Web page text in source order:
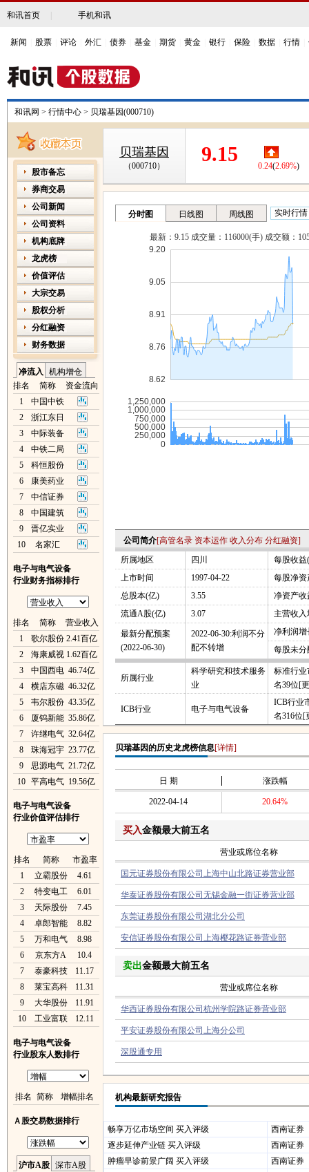
和讯首页 手机和讯
新闻 股票 评论 外汇 债券 基金 期货 黄金 银行 保险 数据 行情
和讯网 > 行情中心 > 贝瑞基因(000710)
股市备忘
券商交易
公司新闻
公司资料
机构底牌
龙虎榜
价值评估
大宗交易
股权分析
分红融资
财务数据
净流入
机构增仓
排名
简称
资金流向
1
中国中铁
2
浙江东日
3
中际装备
4
中铁二局
5
科恒股份
6
康美药业
7
中信证券
8
中国建筑
9
晋亿实业
10
名家汇
电子与电气设备
行业财务指标排行
排名 简称
营业收入
1
歌尔股份 2.41百亿
2
海康威视 1.62百亿
3
中国西电 46.74亿
4
横店东磁 46.32亿
5
韦尔股份 43.35亿
6
厦钨新能 35.86亿
7
许继电气 32.64亿
8
珠海冠宇 23.77亿
9
思源电气 21.72亿
10 平高电气 19.56亿
电子与电气设备
行业价值评估排行
排名 简称
市盈率
1
立霸股份
4.61
2
特变电工
6.01
3
天际股份
7.45
4
卓郎智能
8.82
5
万和电气
8.98
6
京东方A
10.4
7
泰豪科技
11.17
8
莱宝高科
11.31
9
大华股份
11.91
10
工业富联 12.11
电子与电气设备
行业股东人数排行
排名 简称 增幅排名
Ａ股交易数据排行
沪市A股 深市A股
贝瑞基因
（000710）
9.15
0.24(2.69%)
公司简介[高管名录 资本运作 收入分布 分红融资]
所属地区
四川
每股收益
上市时间
1997-04-22
每股净资
总股本(亿)
3.55
净资产收
流通A股(亿)
3.07 主营收入
最新分配预案
(2022-06-30)
2022-06-30:利润不分
配不转增
净利润增
每股未分
所属行业
科学研究和技术服务
业
标准行业
名39位[
ICB行业 电子与电气设备
ICB行业
名316位[
贝瑞基因的历史龙虎榜信息[详情]
日 期 涨跌幅
2022-04-14 20.64%
买入金额最大前五名
营业或席位名称
国元证券股份有限公司上海中山北路证券营业部
华泰证券股份有限公司无锡金融一街证券营业部
东莞证券股份有限公司湖北分公司
安信证券股份有限公司上海樱花路证券营业部
卖出金额最大前五名
营业或席位名称
华西证券股份有限公司杭州学院路证券营业部
平安证券股份有限公司上海分公司
深股通专用
机构最新研究报告
畅享万亿市场空间 买入评级
西南证券
逐步延伸产业链 买入评级
西南证券
肿瘤早诊前景广阔 买入评级
西南证券